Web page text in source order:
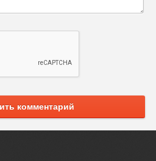
комментарий